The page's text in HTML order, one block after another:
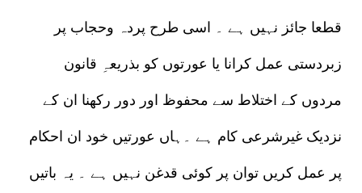
قطعا جائز نہیں ہے ۔ اسی طرح پردہ وحجاب پر
زبردستی عمل کرانا یا عورتوں کو بذریعہِ قانون
مردوں کے اختلاط سے محفوظ اور دور رکھنا ان کے
نزدیک غیرشرعی کام ہے ۔ہاں عورتیں خود ان احکام
پر عمل کریں توان پر کوئی قدغن نہیں ہے ۔ یہ باتیں